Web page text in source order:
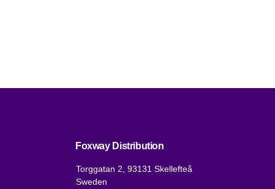
Foxway Distribution
Torggatan 2, 93131 Skellefteå
Sweden